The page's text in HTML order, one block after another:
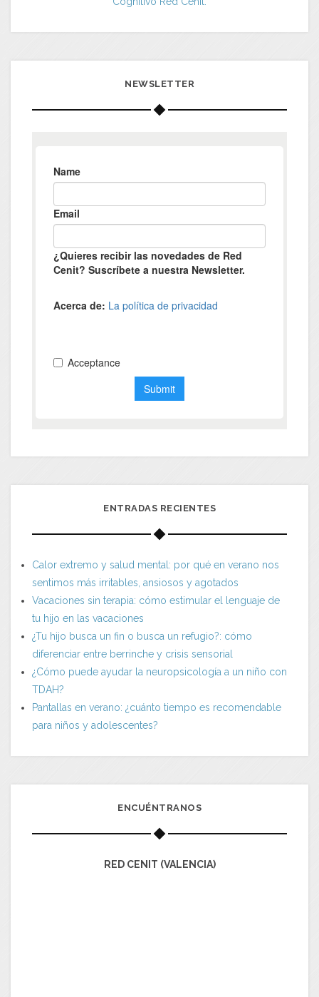
NEWSLETTER
ENTRADAS RECIENTES
Calor extremo y salud mental: por qué en verano nos
sentimos más irritables, ansiosos y agotados
Vacaciones sin terapia: cómo estimular el lenguaje de
tu hijo en las vacaciones
¿Tu hijo busca un fin o busca un refugio?: cómo
diferenciar entre berrinche y crisis sensorial
¿Cómo puede ayudar la neuropsicología a un niño con
TDAH?
Pantallas en verano: ¿cuánto tiempo es recomendable
para niños y adolescentes?
ENCUÉNTRANOS
RED CENIT (VALENCIA)